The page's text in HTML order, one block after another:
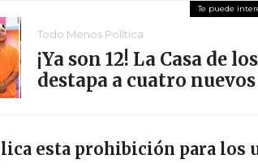
Todo Menos Política
¡Ya son 12! La Casa de
destapa a cuatro
esta prohibición para los